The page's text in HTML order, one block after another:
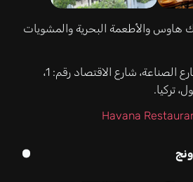
هاوس والأطعمة البحرية والمشويات
حي يونس، شارع الصناعة، شارع الاقتصاد رقم: 1،
Havana